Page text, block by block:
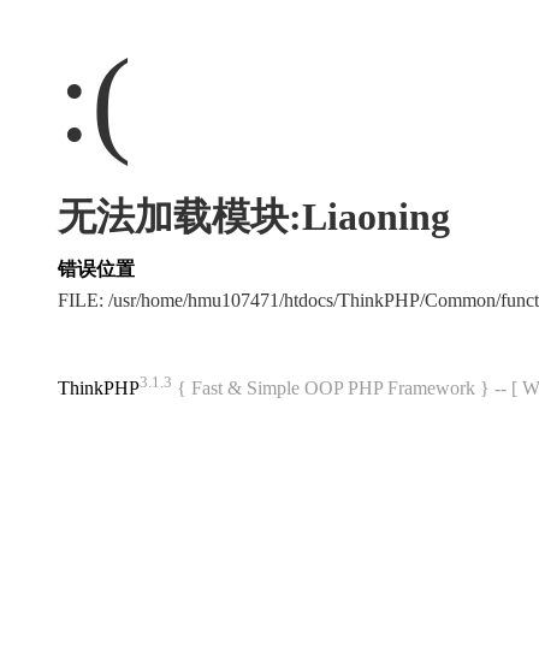
:(
无法加载模块:Liaoning
错误位置
FILE: /usr/home/hmu107471/htdocs/ThinkPHP/Common/
ThinkPHP3.1.3 { Fast & Simple OOP PHP Framework } -- [